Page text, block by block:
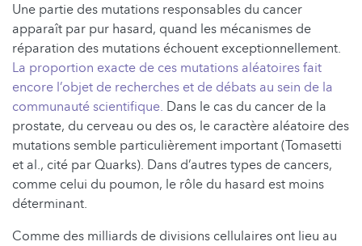
Une partie des mutations responsables du cancer
apparaît par pur hasard, quand les mécanismes de
réparation des mutations échouent exceptionnellement.
La proportion exacte de ces mutations aléatoires fait
encore l’objet de recherches et de débats au sein de la
communauté scientifique. Dans le cas du cancer de la
prostate, du cerveau ou des os, le caractère aléatoire des
mutations semble particulièrement important (Tomasetti
et al., cité par Quarks). Dans d’autres types de cancers,
comme celui du poumon, le rôle du hasard est moins
déterminant.
Comme des milliards de divisions cellulaires ont lieu au